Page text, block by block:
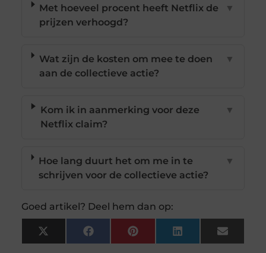
Met hoeveel procent heeft Netflix de
prijzen verhoogd?
▼
Wat zijn de kosten om mee te doen
aan de collectieve actie?
▼
Kom ik in aanmerking voor deze
Netflix claim?
▼
Hoe lang duurt het om me in te
schrijven voor de collectieve actie?
▼
Goed artikel? Deel hem dan op:
X
(Twitter)
FacebookPinterestLinkedInEmail